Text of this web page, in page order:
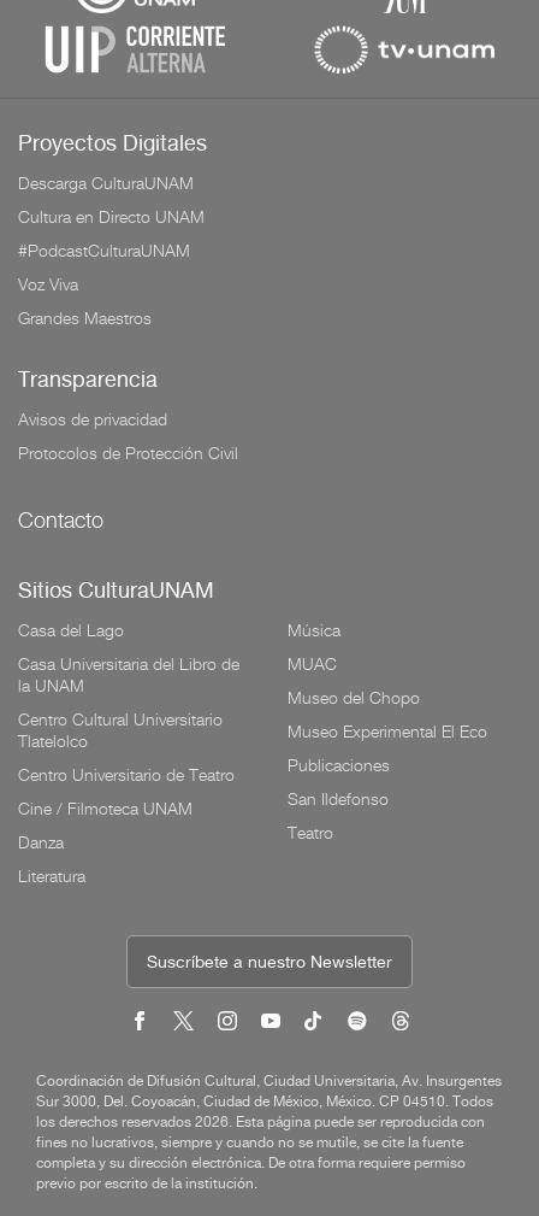
Proyectos Digitales
Descarga CulturaUNAM
Cultura en Directo UNAM
#PodcastCulturaUNAM
Voz Viva
Grandes Maestros
Transparencia
Avisos de privacidad
Protocolos de Protección Civil
Contacto
Sitios CulturaUNAM
Casa del Lago
Casa Universitaria del Libro de
la UNAM
Centro Cultural Universitario
Tlatelolco
Centro Universitario de Teatro
Cine / Filmoteca UNAM
Danza
Literatura
Música
MUAC
Museo del Chopo
Museo Experimental El Eco
Publicaciones
San Ildefonso
Teatro
Suscríbete a nuestro Newsletter
Coordinación de Difusión Cultural, Ciudad Universitaria, Av. Insurgentes
Sur 3000, Del. Coyoacán, Ciudad de México, México. CP 04510. Todos
los derechos reservados 2026. Esta página puede ser reproducida con
fines no lucrativos, siempre y cuando no se mutile, se cite la fuente
completa y su dirección electrónica. De otra forma requiere permiso
previo por escrito de la institución.